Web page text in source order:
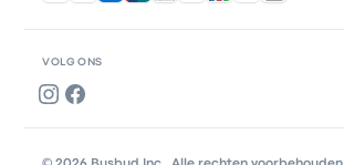
VOLG ONS